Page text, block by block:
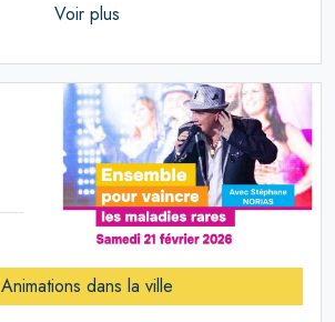
Voir plus
Animations dans la ville